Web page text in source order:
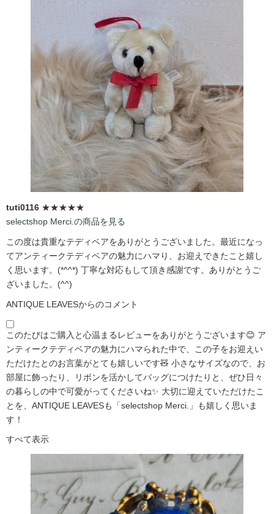
tuti0116 ★★★★★
selectshop Merci.の商品を見る
この度は貴重なテディベアをありがとうございました。最近になっ
てアンティークテディベアの魅力にハマり、お迎えできたこと嬉し
く思います。(*^^*) 丁寧な対応もして頂き感謝です。ありがとうご
ざいました。(^^)
ANTIQUE LEAVESからのコメント
このたびはご購入と心温まるレビューをありがとうございます😊 ア
ンティークテディベアの魅力にハマられた中で、この子をお迎えい
ただけたとのお言葉がとても嬉しいです🧸 小さなサイズなので、お
部屋に飾ったり、リボンを活かしてバッグにつけたりと、ぜひ日々
の暮らしの中で可愛がってくださいね✨ 大切に迎えていただけたこ
とを、ANTIQUE LEAVESも「selectshop Merci.」も嬉しく思いま
す！
すべて表示